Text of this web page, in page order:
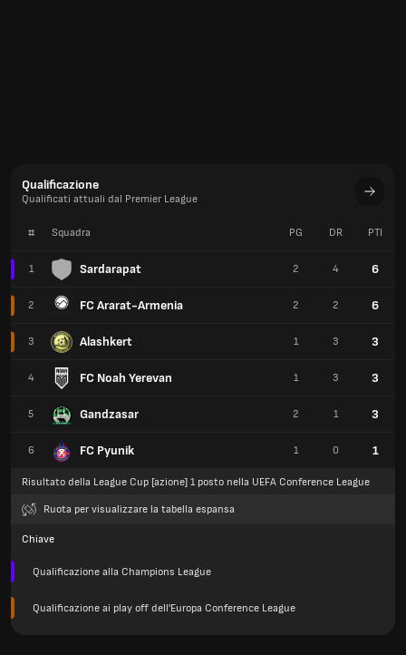
Qualificazione
Qualificati attuali dal Premier League
# Squadra
1 Sardarapat
2 FC Ararat-Armenia
3 Alashkert
4 FC Noah Yerevan
5 Gandzasar
6 FC Pyunik
PG DR PTI
2 4 6
2 2 6
1 3 3
1 3 3
2 1 3
1 0 1
Risultato della League Cup [azione] 1 posto nella UEFA Conference League
Ruota per visualizzare la tabella espansa
Chiave
Qualificazione alla Champions League
Qualificazione ai play off dell'Europa Conference League